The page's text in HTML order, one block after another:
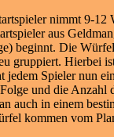
nimmt 9-
aus
beginnt. Die
gruppiert. Hierbei
Spieler nun
und die
auch in einem
kommen vom